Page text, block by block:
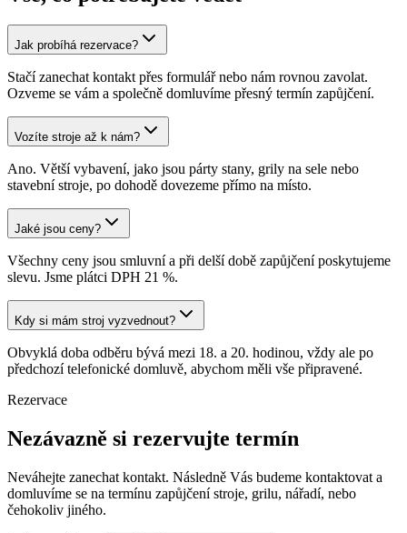
Jak probíhá rezervace?
Stačí zanechat kontakt přes formulář nebo nám rovnou zavolat.
Ozveme se vám a společně domluvíme přesný termín zapůjčení.
Vozíte stroje až k nám?
Ano. Větší vybavení, jako jsou párty stany, grily na sele nebo
stavební stroje, po dohodě dovezeme přímo na místo.
Jaké jsou ceny?
Všechny ceny jsou smluvní a při delší době zapůjčení poskytujeme
slevu. Jsme plátci DPH 21 %.
Kdy si mám stroj vyzvednout?
Obvyklá doba odběru bývá mezi 18. a 20. hodinou, vždy ale po
předchozí telefonické domluvě, abychom měli vše připravené.
Rezervace
Nezávazně si rezervujte termín
Neváhejte zanechat kontakt. Následně Vás budeme kontaktovat a
domluvíme se na termínu zapůjčení stroje, grilu, nářadí, nebo
čehokoliv jiného.